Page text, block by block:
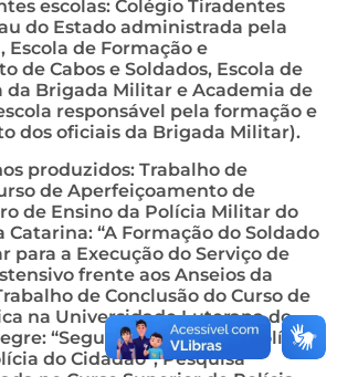
escolas: Colégio Tiradentes
do Estado administrada pela
de Formação e
de Cabos e Soldados, Escola de
da Brigada Militar e Academia de
responsável pela formação e
dos oficiais da Brigada Militar).
produzidos: Trabalho de
de Aperfeiçoamento de
de Ensino da Polícia Militar do
Catarina: “A Formação do Soldado
para a Execução do Serviço de
frente aos Anseios da
de Conclusão do Curso de
na Universidade Luterana do
“Segurança Pública – Polícia
do Cidadão”; Pesquisa